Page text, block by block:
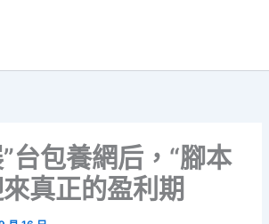
台包養網后，“腳本
真正的盈利期